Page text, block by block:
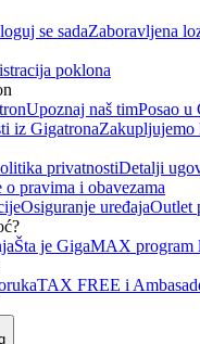
se sadaZaboravljena
poklona
Upoznaj naš timPosao u
iz GigatronaZakupljujemo
privatnostiDetalji
o pravima i obavezama
Osiguranje uređajaOutlet
Šta je GigaMAX program
TAX FREE i